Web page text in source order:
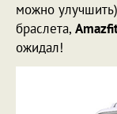
можно
браслета,
ожидал!